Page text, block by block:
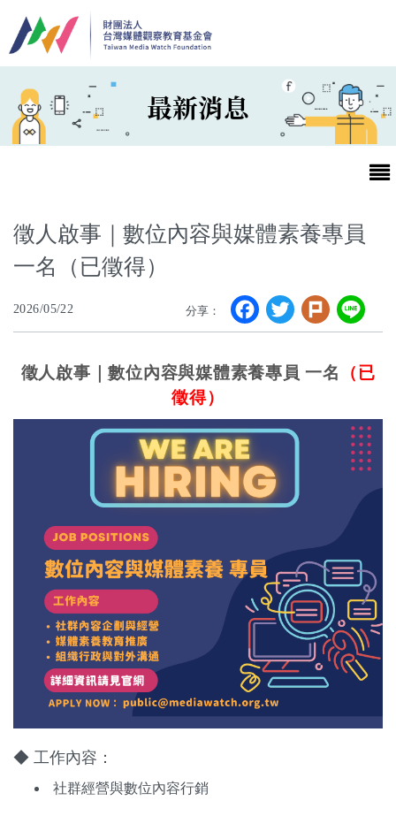
最新消息
第25屆台灣兒童及少年優質節目活動官網
最新消息
監督觀察
優質兒少
申訴
徵人啟事｜數位內容與媒體素養專員
一名（已徵得）
2026/05/22 分享： Facebook
Twitter
Plurk
徵人啟事｜數位內容與媒體素養專員 一名
（已
徵得）
◆ 工作內容：
社群經營與數位內容行銷